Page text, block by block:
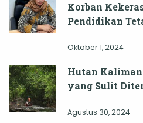
Korban
Pendidikan
Oktober 1, 2024
Hutan
yang Sulit
Agustus 30, 2024